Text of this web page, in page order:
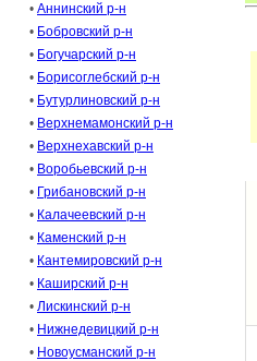
• Аннинский р-н
• Бобровский р-н
• Богучарский р-н
• Борисоглебский р-н
• Бутурлиновский р-н
• Верхнемамонский р-н
• Верхнехавский р-н
• Воробьевский р-н
• Грибановский р-н
• Калачеевский р-н
• Каменский р-н
• Кантемировский р-н
• Каширский р-н
• Лискинский р-н
• Нижнедевицкий р-н
• Новоусманский р-н